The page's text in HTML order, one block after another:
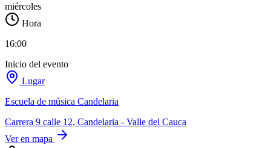
miércoles
Hora
16:00
Inicio del evento
Lugar
Escuela de música Candelaria
Carrera 9 calle 12, Candelaria - Valle del Cauca
Ver en mapa